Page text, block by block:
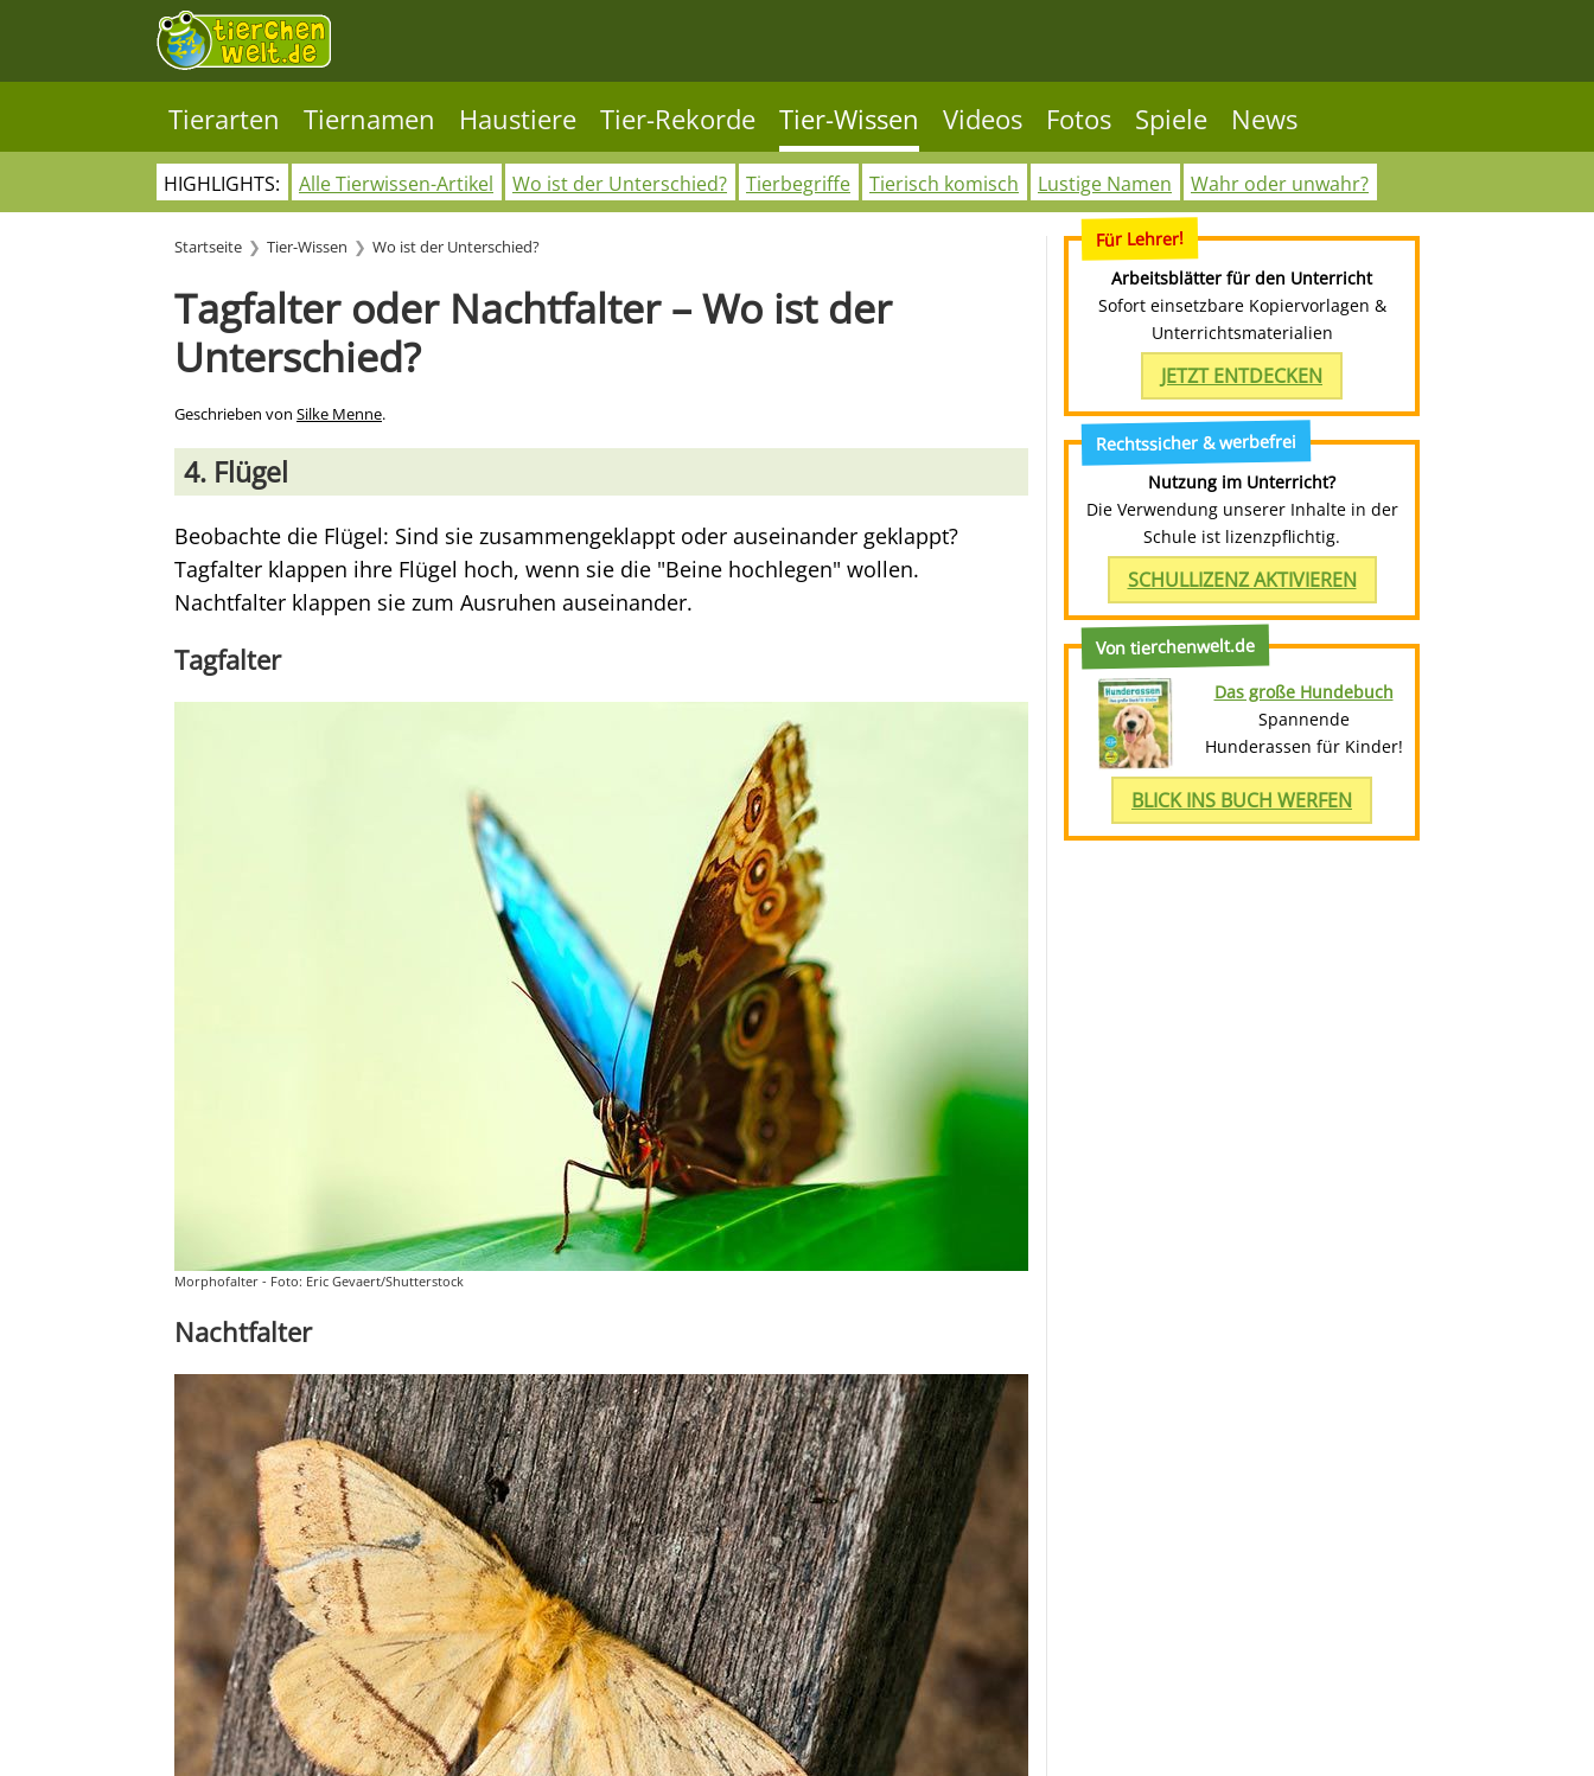
Tierarten Tiernamen Haustiere Tier-Rekorde Tier-Wissen Videos Fotos Spiele News
HIGHLIGHTS: Alle Tierwissen-Artikel Wo ist der Unterschied? Tierbegriffe Tierisch komisch Lustige Namen Wahr oder unwahr?
Startseite Tier-Wissen Wo ist der Unterschied?
Tagfalter oder Nachtfalter – Wo ist der
Unterschied?
Geschrieben von Silke Menne.
4. Flügel
Beobachte die Flügel: Sind sie zusammengeklappt oder auseinander geklappt?
Tagfalter klappen ihre Flügel hoch, wenn sie die "Beine hochlegen" wollen.
Nachtfalter klappen sie zum Ausruhen auseinander.
Tagfalter
Morphofalter - Foto: Eric Gevaert/Shutterstock
Nachtfalter
Für Lehrer!
Arbeitsblätter für den Unterricht
Sofort einsetzbare Kopiervorlagen &
Unterrichtsmaterialien
JETZT ENTDECKEN
Rechtssicher & werbefrei
Nutzung im Unterricht?
Die Verwendung unserer Inhalte in der
Schule ist lizenzpflichtig.
SCHULLIZENZ AKTIVIEREN
Von tierchenwelt.de
Das große Hundebuch
Spannende
Hunderassen für Kinder!
BLICK INS BUCH WERFEN